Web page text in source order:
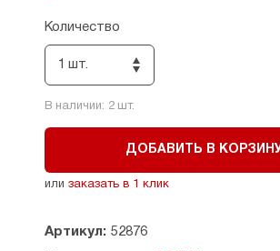
эмоционального интеллекта — в
необходимое, чтобы вовлечь
с интересом и без усилий с вашей
за шагом, от страницы к странице
любовью к книгам.
возраста.
Количество
1 шт.
В наличии: 2шт.
ДОБАВИТЬ В
или заказать в 1 клик
Артикул: 52876